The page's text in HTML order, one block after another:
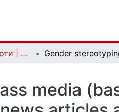
Магістерські роботи | Master's theses
media